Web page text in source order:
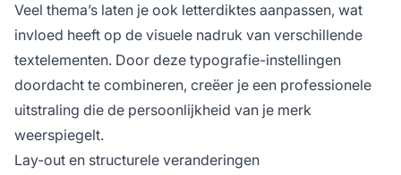
Veel thema’s laten je ook letterdiktes aanpassen, wat
invloed heeft op de visuele nadruk van verschillende
textelementen. Door deze typografie-instellingen
doordacht te combineren, creëer je een professionele
uitstraling die de persoonlijkheid van je merk
weerspiegelt.
Lay-out en structurele veranderingen